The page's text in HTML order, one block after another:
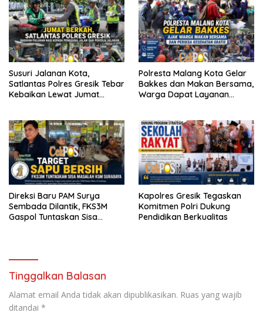
Susuri Jalanan Kota,
Satlantas Polres Gresik Tebar
Kebaikan Lewat Jumat
Polresta Malang Kota Gelar
Bakkes dan Makan Bersama,
Warga Dapat Layanan
Direksi Baru PAM Surya
Sembada Dilantik, FKS3M
Gaspol Tuntaskan Sisa
Kapolres Gresik Tegaskan
Komitmen Polri Dukung
Pendidikan Berkualitas
Tinggalkan Balasan
Alamat email Anda tidak akan dipublikasikan. Ruas yang wajib
ditandai *